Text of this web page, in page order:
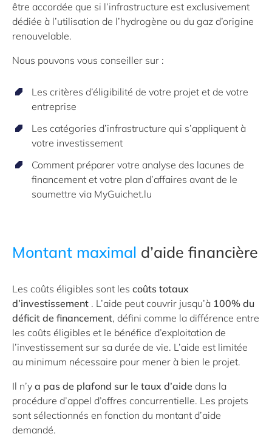
être accordée que si l’infrastructure est exclusivement
dédiée à l’utilisation de l’hydrogène ou du gaz d’origine
renouvelable.
Nous pouvons vous conseiller sur :
Les critères d’éligibilité de votre projet et de votre
entreprise
Les catégories d’infrastructure qui s’appliquent à
votre investissement
Comment préparer votre analyse des lacunes de
financement et votre plan d’affaires avant de le
soumettre via MyGuichet.lu
Montant maximal d’aide financière
Les coûts éligibles sont les coûts totaux
d’investissement . L’aide peut couvrir jusqu’à 100% du
déficit de financement, défini comme la différence entre
les coûts éligibles et le bénéfice d’exploitation de
l’investissement sur sa durée de vie. L’aide est limitée
au minimum nécessaire pour mener à bien le projet.
Il n’y a pas de plafond sur le taux d’aide dans la
procédure d’appel d’offres concurrentielle. Les projets
sont sélectionnés en fonction du montant d’aide
demandé.